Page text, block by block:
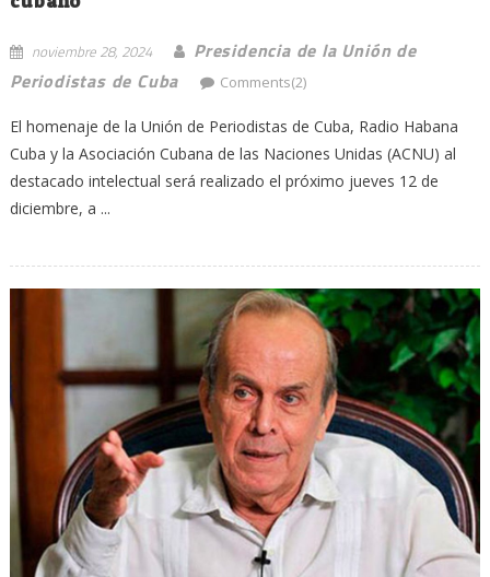
noviembre 28, 2024
Presidencia de la Unión de
Periodistas de Cuba
Comments(2)
El homenaje de la Unión de Periodistas de Cuba, Radio Habana
Cuba y la Asociación Cubana de las Naciones Unidas (ACNU) al
destacado intelectual será realizado el próximo jueves 12 de
diciembre, a ...